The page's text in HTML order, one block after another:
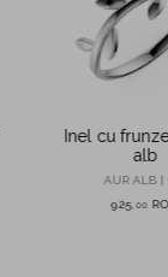
Inel cu
alb
AUR ALB |
925 00